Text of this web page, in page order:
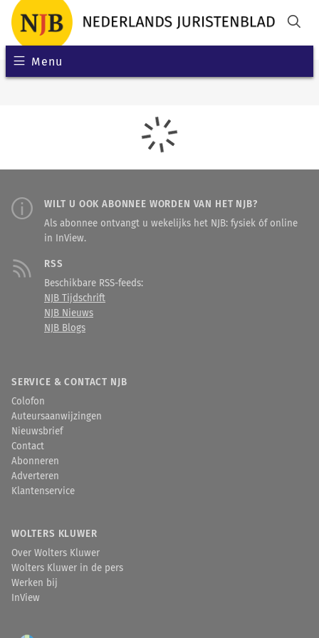
Menu
WILT U OOK ABONNEE WORDEN VAN HET NJB?
Als abonnee ontvangt u wekelijks het NJB: fysiek óf online
in InView.
RSS
Beschikbare RSS-feeds:
NJB Tijdschrift
NJB Nieuws
NJB Blogs
SERVICE & CONTACT NJB
Colofon
Auteursaanwijzingen
Nieuwsbrief
Contact
Abonneren
Adverteren
Klantenservice
WOLTERS KLUWER
Over Wolters Kluwer
Wolters Kluwer in de pers
Werken bij
InView